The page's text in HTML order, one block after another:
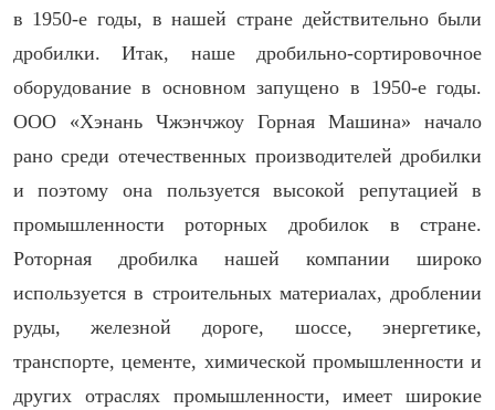
в 1950-е годы, в нашей стране действительно были
дробилки. Итак, наше дробильно-сортировочное
оборудование в основном запущено в 1950-е годы.
ООО «Хэнань Чжэнчжоу Горная Машина» начало
рано среди отечественных производителей дробилки
и поэтому она пользуется высокой репутацией в
промышленности роторных дробилок в стране.
Роторная дробилка нашей компании широко
используется в строительных материалах, дроблении
руды, железной дороге, шоссе, энергетике,
транспорте, цементе, химической промышленности и
других отраслях промышленности, имеет широкие